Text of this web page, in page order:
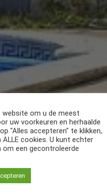
website om u de meest
uw voorkeuren en herhaalde
"Alles accepteren" te klikken,
cookies. U kunt echter
om een gecontroleerde